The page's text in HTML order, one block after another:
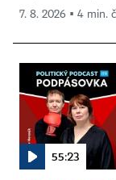
7. 8. 2026 ▪ 4 min.
55:23